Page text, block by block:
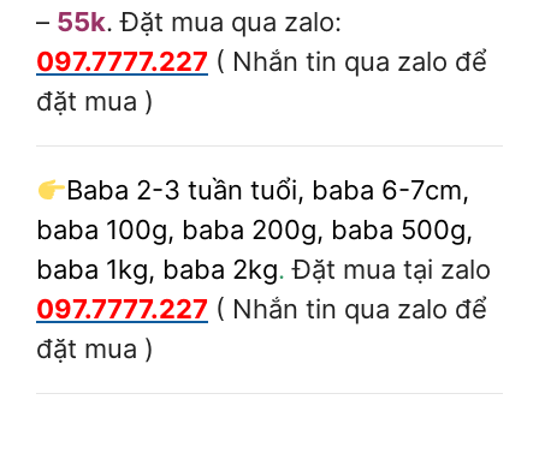
– 55k. Đặt mua qua zalo:
097.7777.227 ( Nhắn tin qua zalo để
đặt mua )
Baba 2-3 tuần tuổi, baba 6-7cm,
baba 100g, baba 200g, baba 500g,
baba 1kg, baba 2kg. Đặt mua tại zalo
097.7777.227 ( Nhắn tin qua zalo để
đặt mua )